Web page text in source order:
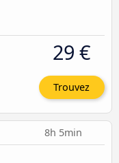
29 €
Trouvez
8h 5min